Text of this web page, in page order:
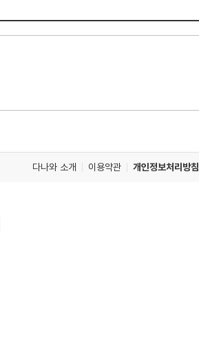
다나와 소개 이용약관 개인정보처리방침